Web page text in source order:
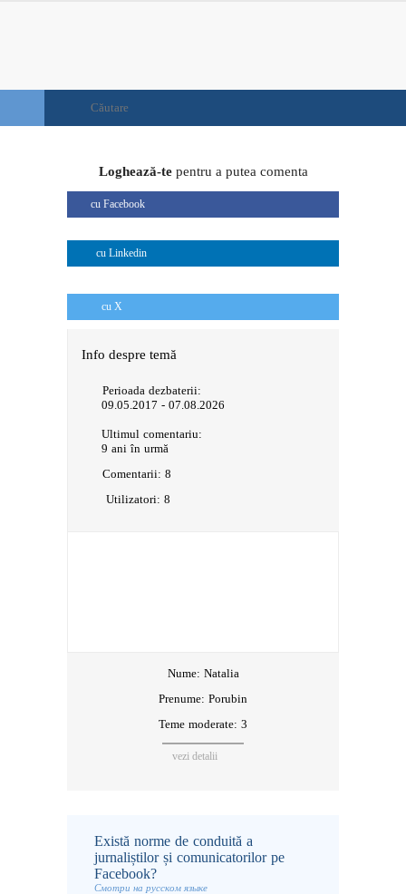
Loghează-tepentru a putea comenta
cu Facebook
cu Linkedin
cu X
Info despre temă
Perioada dezbaterii:
09.05.2017 - 07.08.2026
Ultimul comentariu:
9 ani în urmă
Comentarii: 8
Utilizatori: 8
Nume: Natalia
Prenume: Porubin
Teme moderate: 3
vezi detalii
Există norme de conduită a
jurnaliștilor și comunicatorilor pe
Facebook?
Смотри на русском языке